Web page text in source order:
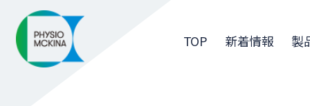
TOP 新着情報 製